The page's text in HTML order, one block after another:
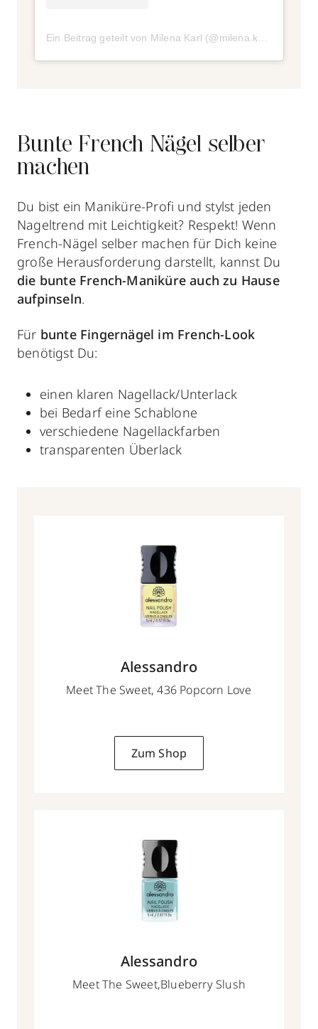
Bunte French Nägel selber
machen
Du bist ein Maniküre-Profi und stylst jeden
Nageltrend mit Leichtigkeit? Respekt! Wenn
French-Nägel selber machen für Dich keine
große Herausforderung darstellt, kannst Du
die bunte French-Maniküre auch zu Hause
aufpinseln.
Für bunte Fingernägel im French-Look
benötigst Du:
einen klaren Nagellack/Unterlack
bei Bedarf eine Schablone
verschiedene Nagellackfarben
transparenten Überlack
Alessandro
Meet The Sweet, 436 Popcorn Love
Zum Shop
Alessandro
Meet The Sweet,Blueberry Slush